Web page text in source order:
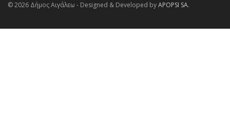
© 2026 Δήμος Αιγάλεω - Designed & Developed byAPOPSI SA.